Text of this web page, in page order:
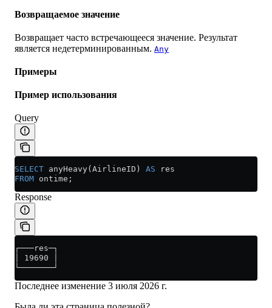
Возвращаемое значение
Возвращает часто встречающееся значение. Результат
является недетерминированным. Any
Примеры
Пример использования
Query
SELECT anyHeavy(AirlineID) AS res
FROM ontime;
Response
┌───res─┐
│ 19690 │
└───────┘
Последнее изменение 3 июля 2026 г.